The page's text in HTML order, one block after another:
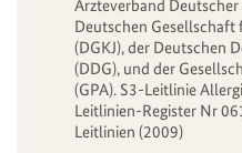
Ärzteverband
Deutschen Gesellschaft
(DGKJ), der Deutschen
(DDG), und der
(GPA). S3-Leitlinie
Leitlinien-Register Nr
Leitlinien (2009)